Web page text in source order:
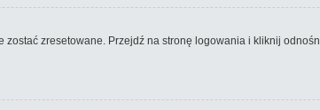
zresetowane. Przejdź na stronę logowania i kliknij